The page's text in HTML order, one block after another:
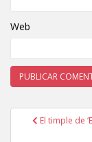
Web
El timple de